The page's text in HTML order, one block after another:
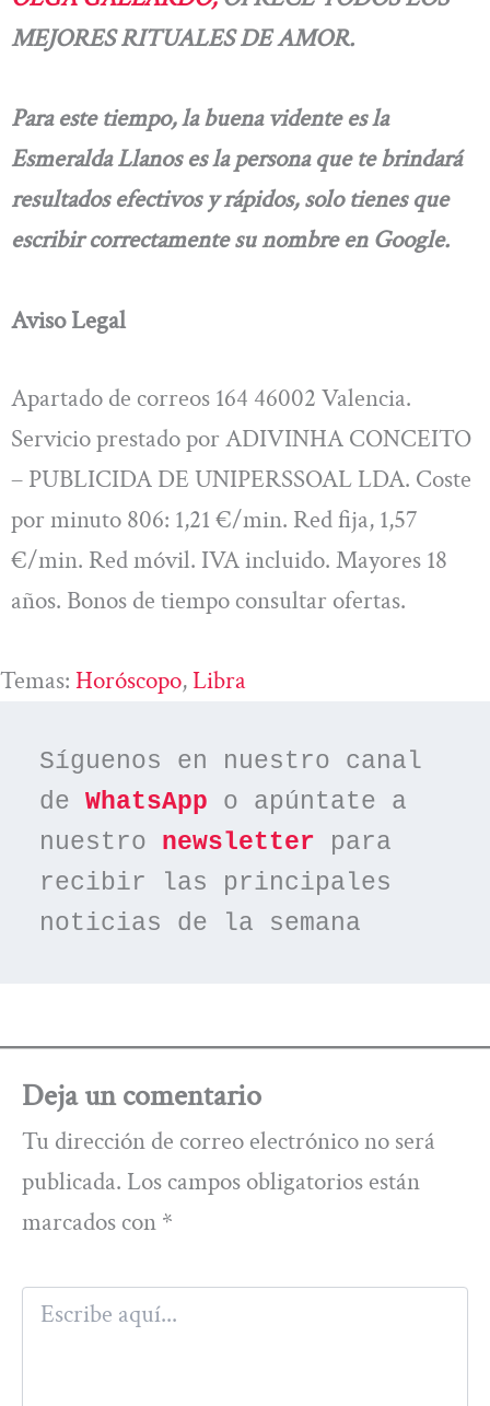
MEJORES RITUALES DE AMOR.
Para este tiempo, la buena vidente es la
Esmeralda Llanos es la persona que te brindará
resultados efectivos y rápidos, solo tienes que
escribir correctamente su nombre en Google.
Aviso Legal
Apartado de correos 164 46002 Valencia.
Servicio prestado por ADIVINHA CONCEITO
– PUBLICIDA DE UNIPERSSOAL LDA. Coste
por minuto 806: 1,21 €/min. Red fija, 1,57
€/min. Red móvil. IVA incluido. Mayores 18
años. Bonos de tiempo consultar ofertas.
Temas: Horóscopo, Libra
Síguenos en nuestro canal
de WhatsApp o apúntate a
nuestro newsletter para
recibir las principales
noticias de la semana
Deja un comentario
Tu dirección de correo electrónico no será
publicada. Los campos obligatorios están
marcados con *
Escribe
aquí...